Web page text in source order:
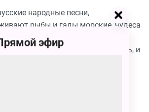
народные песни,
рыбы и гады морские, чудеса
превращения случаются. Всего
веселья! Приходите, не соскучитесь, и
эфир